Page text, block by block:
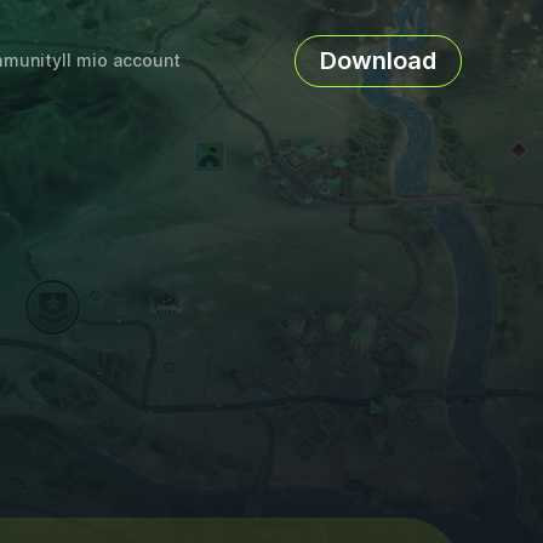
Il mio account Download